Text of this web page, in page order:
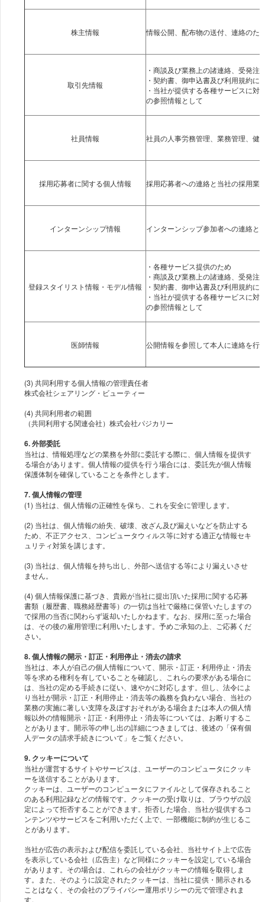
・商談及び業務上の諸連絡、受発注
・契約書、御申込書及び利用規約
・当社が提供する各種サービスに
の参照情報として
・各種サービス提供のため
・商談及び業務上の諸連絡、受発注
・契約書、御申込書及び利用規約
・当社が提供する各種サービスに
の参照情報として
(3) 共同利用する個人情報の管理責任者
株式会社シェアリング・ビューティー
(4) 共同利用者の範囲
6. 外部委託
当社は、情報処理などの業務を外部に委託する際に、個人情報を提供す
る場合があります。個人情報の提供を行う場合には、委託先が個人情報
7. 個人情報の管理
(1) 当社は、個人情報の正確性を保ち、これを安全に管理します。
(2) 当社は、個人情報の紛失、破壊、改ざん及び漏えいなどを防止する
ため、不正アクセス、コンピュータウィルス等に対する適正な情報セキ
ュリティ対策を講じます。
(3) 当社は、個人情報を持ち出し、外部へ送信する等により漏えいさせ
ません。
(4) 個人情報保護に基づき、貴殿が当社に提出頂いた採用に関する応募
書類（履歴書、職務経歴書等）の一切は当社で厳格に保管いたしますの
で採用の当否に関わらず返却いたしかねます。なお、採用に至った場合
は、その後の雇用管理に利用いたします。予めご承知の上、ご応募くだ
8. 個人情報の開示・訂正・利用停止・消去の請求
当社は、本人が自己の個人情報について、開示・訂正・利用停止・消去
等を求める権利を有していることを確認し、これらの要求がある場合に
は、当社の定める手続きに従い、速やかに対応します。但し、法令によ
り当社が開示・訂正・利用停止・消去等の義務を負わない場合、当社の
業務の実施に著しい支障を及ぼすおそれがある場合または本人の個人情
報以外の情報開示・訂正・利用停止・消去等については、お断りするこ
とがあります。開示等の申し出の詳細につきましては、後述の「保有個
9. クッキーについて
当社が運営するサイトやサービスは、ユーザーのコンピュータにクッキ
ーを送信することがあります。
クッキーは、ユーザーのコンピュータにファイルとして保存されること
のある利用記録などの情報です。クッキーの受け取りは、ブラウザの設
定によって拒否することができます。拒否した場合、当社が提供するコ
ンテンツやサービスをご利用いただく上で、一部機能に制約が生じるこ
とがあります。
当社が広告の表示および配信を委託している会社、当社サイト上で広告
を表示している会社（広告主）など同様にクッキーを設定している場合
があります。その場合は、これらの会社がクッキーの情報を取得しま
す。また、そのように設定されたクッキーは、当社に提供・開示される
ことはなく、その会社のプライバシー運用ポリシーの元で管理されま
す。